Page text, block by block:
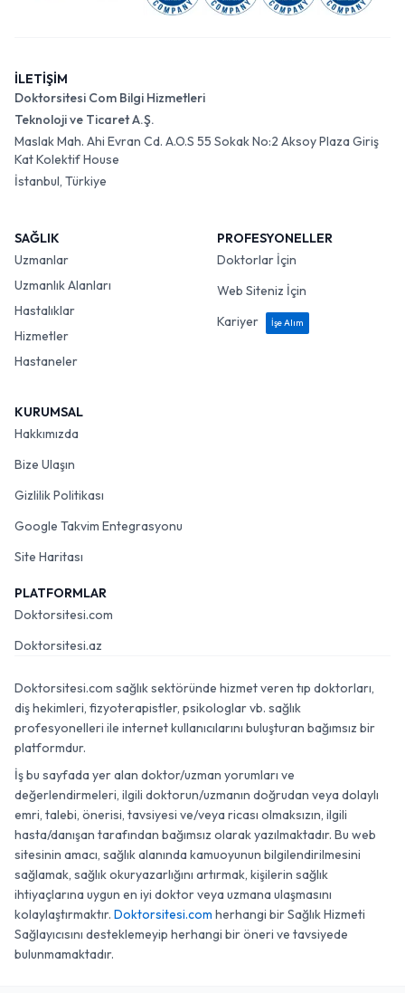
İLETİŞİM
Doktorsitesi Com Bilgi Hizmetleri
Teknoloji ve Ticaret A.Ş.
Maslak Mah. Ahi Evran Cd. A.O.S 55 Sokak No:2 Aksoy Plaza Giriş
Kat Kolektif House
İstanbul, Türkiye
SAĞLIK
Uzmanlar
Uzmanlık Alanları
Hastalıklar
Hizmetler
Hastaneler
PROFESYONELLER
Doktorlar İçin
Web Siteniz İçin
Kariyer
İşe Alım
KURUMSAL
Hakkımızda
Bize Ulaşın
Gizlilik Politikası
Google Takvim Entegrasyonu
Site Haritası
PLATFORMLAR
Doktorsitesi.com
Doktorsitesi.az
Doktorsitesi.com sağlık sektöründe hizmet veren tıp doktorları,
diş hekimleri, fizyoterapistler, psikologlar vb. sağlık
profesyonelleri ile internet kullanıcılarını buluşturan bağımsız bir
platformdur.
İş bu sayfada yer alan doktor/uzman yorumları ve
değerlendirmeleri, ilgili doktorun/uzmanın doğrudan veya dolaylı
emri, talebi, önerisi, tavsiyesi ve/veya ricası olmaksızın, ilgili
hasta/danışan tarafından bağımsız olarak yazılmaktadır. Bu web
sitesinin amacı, sağlık alanında kamuoyunun bilgilendirilmesini
sağlamak, sağlık okuryazarlığını artırmak, kişilerin sağlık
ihtiyaçlarına uygun en iyi doktor veya uzmana ulaşmasını
kolaylaştırmaktır. Doktorsitesi.com herhangi bir Sağlık Hizmeti
Sağlayıcısını desteklemeyip herhangi bir öneri ve tavsiyede
bulunmamaktadır.